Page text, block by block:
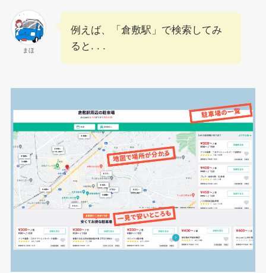
まほ
例えば、「倉敷駅」で検索してみ
ると. . .